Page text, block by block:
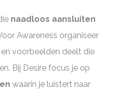
naadloos aansluiten
Awareness organiseer
en voorbeelden deelt die
Bij Desire focus je op
waarin je luistert naar